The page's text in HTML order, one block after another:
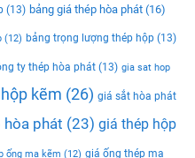
(13) bảng giá thép hòa phát (16)
(12) bảng trọng lượng thép hộp (13)
ty thép hòa phát (13) gia sat hop
kẽm (26) giá sắt hòa phát
hòa phát (23) giá thép hộp
ống mạ kẽm (12) giá ống thép mạ